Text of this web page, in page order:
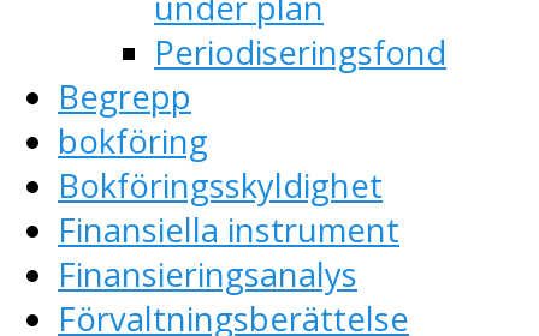
Periodiseringsfond
Begrepp
bokföring
Bokföringsskyldighet
Finansiella instrument
Finansieringsanalys
Förvaltningsberättelse